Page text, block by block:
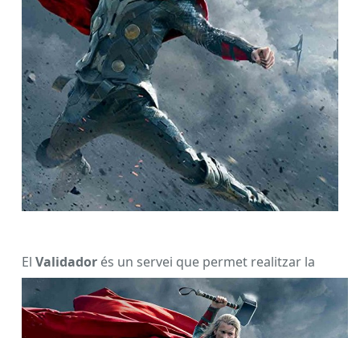
El Validador és un servei que permet realitzar la